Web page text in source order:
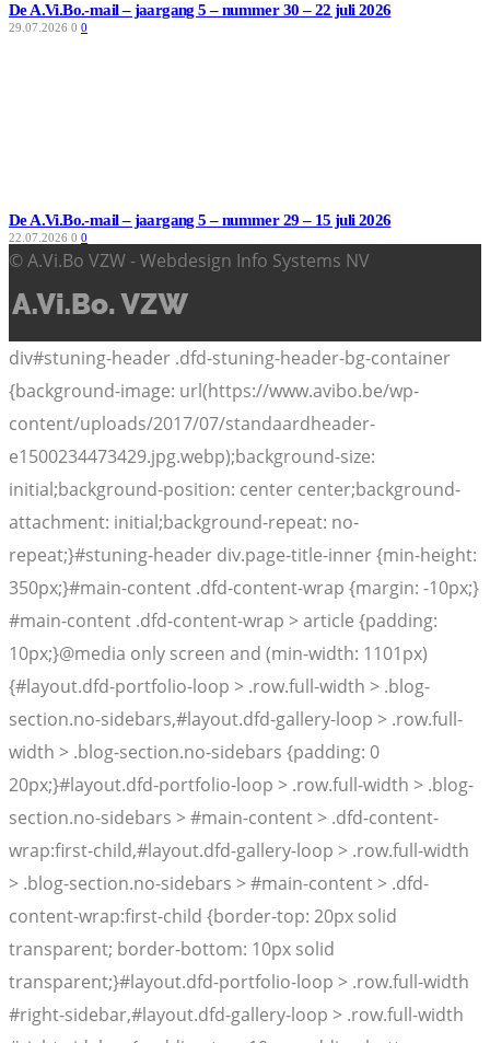
De A.Vi.Bo.-mail – jaargang 5 – nummer 30 – 22 juli 2026
29.07.2026 0 0
De A.Vi.Bo.-mail – jaargang 5 – nummer 29 – 15 juli 2026
22.07.2026 0 0
© A.Vi.Bo VZW - Webdesign Info Systems NV
div#stuning-header .dfd-stuning-header-bg-container
{background-image: url(https://www.avibo.be/wp-
content/uploads/2017/07/standaardheader-
e1500234473429.jpg.webp);background-size:
initial;background-position: center center;background-
attachment: initial;background-repeat: no-
repeat;}#stuning-header div.page-title-inner {min-height:
350px;}#main-content .dfd-content-wrap {margin: -10px;}
#main-content .dfd-content-wrap > article {padding:
10px;}@media only screen and (min-width: 1101px)
{#layout.dfd-portfolio-loop > .row.full-width > .blog-
section.no-sidebars,#layout.dfd-gallery-loop > .row.full-
width > .blog-section.no-sidebars {padding: 0
20px;}#layout.dfd-portfolio-loop > .row.full-width > .blog-
section.no-sidebars > #main-content > .dfd-content-
wrap:first-child,#layout.dfd-gallery-loop > .row.full-width
> .blog-section.no-sidebars > #main-content > .dfd-
content-wrap:first-child {border-top: 20px solid
transparent; border-bottom: 10px solid
transparent;}#layout.dfd-portfolio-loop > .row.full-width
#right-sidebar,#layout.dfd-gallery-loop > .row.full-width